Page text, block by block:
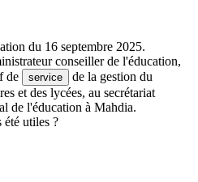
du 16 septembre 2025.
conseiller de l'éducation,
de
service
de la gestion du
et des lycées, au secrétariat
de l'éducation à Mahdia.
utiles ?